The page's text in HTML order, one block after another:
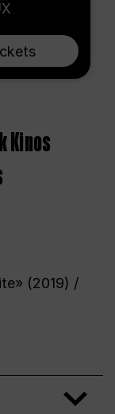
Kinos
(2019) /